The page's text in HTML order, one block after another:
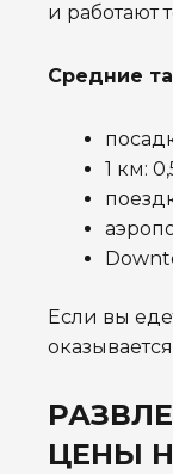
и работают
Средние
1 км:
Если вы
ЦЕНЫ